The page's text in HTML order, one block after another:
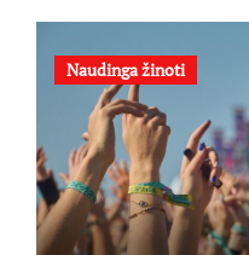
Naudinga žinoti